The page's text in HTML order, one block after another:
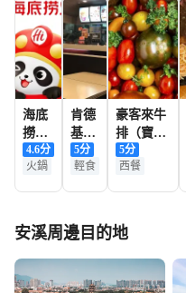
海底
撈火
鍋
（寶
店）
4.6分
火鍋
肯德
基
(安
溪寶
5分
輕食
豪客來牛
排（寶龍
店-0220）
5分
西餐
安溪周邊目的地